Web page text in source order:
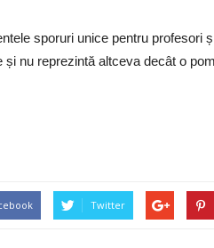
sporuri unice pentru profesori
și nu reprezintă altceva decât o
Twitter